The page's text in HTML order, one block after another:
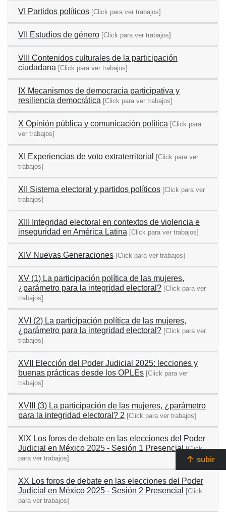
VI Partidos políticos [Click para ver trabajos]
VII Estudios de género [Click para ver trabajos]
VIII Contenidos culturales de la participación
ciudadana [Click para ver trabajos]
IX Mecanismos de democracia participativa y
resiliencia democrática [Click para ver trabajos]
X Opinión pública y comunicación política [Click para
ver trabajos]
XI Experiencias de voto extraterritorial
[Click para ver
trabajos]
XII Sistema electoral y partidos políticos [Click para ver
trabajos]
XIII Integridad electoral en contextos de violencia e
inseguridad en América Latina [Click para ver trabajos]
XIV Nuevas Generaciones [Click para ver trabajos]
XV (1) La participación política de las mujeres,
¿parámetro para la integridad electoral? [Click para ver
trabajos]
XVI (2) La participación política de las mujeres,
¿parámetro para la integridad electoral? [Click para ver
trabajos]
XVII Elección del Poder Judicial 2025: lecciones y
buenas prácticas desde los OPLEs [Click para ver
trabajos]
XVIII (3) La participación de las mujeres, ¿parámetro
para la integridad electoral? 2 [Click para ver trabajos]
XIX Los foros de debate en las elecciones del Poder
Judicial en México 2025 - Sesión 1 Presencial [Click
para ver trabajos]
XX Los foros de debate en las elecciones del Poder
Judicial en México 2025 - Sesión 2 Presencial
[Click
para ver trabajos]
subir